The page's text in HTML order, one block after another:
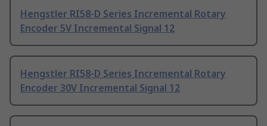
Hengstler RI58-D Series Incremental Rotary
Encoder 5V Incremental Signal 12
Hengstler RI58-D Series Incremental Rotary
Encoder 30V Incremental Signal 12